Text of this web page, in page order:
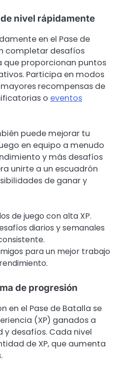
nivel rápidamente
en el Pase de
completar desafíos
que proporcionan puntos
Participa en modos
recompensas de
o eventos
puede mejorar tu
en equipo a menudo
y más desafíos
unirte a un escuadrón
de ganar y
de juego con alta XP.
diarios y semanales
para un mejor trabajo
de progresión
en el Pase de Batalla se
(XP) ganados a
y desafíos. Cada nivel
de XP, que aumenta